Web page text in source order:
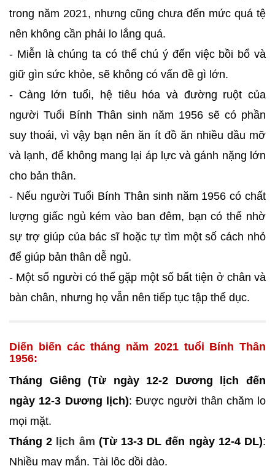
trong năm 2021, nhưng cũng chưa đến mức quá tệ
nên không cần phải lo lắng quá.
- Miễn là chúng ta có thể chú ý đến việc bồi bổ và
giữ gìn sức khỏe, sẽ không có vấn đề gì lớn.
- Càng lớn tuổi, hệ tiêu hóa và đường ruột của
người Tuổi Bính Thân sinh năm 1956 sẽ có phần
suy thoái, vì vậy bạn nên ăn ít đồ ăn nhiều dầu mỡ
và lạnh, để không mang lại áp lực và gánh nặng lớn
cho bản thân.
- Nếu người Tuổi Bính Thân sinh năm 1956 có chất
lượng giấc ngủ kém vào ban đêm, bạn có thể nhờ
sự trợ giúp của bác sĩ hoặc tự tìm một số cách nhỏ
để giúp bản thân dễ ngủ.
- Một số người có thể gặp một số bất tiện ở chân và
bàn chân, nhưng họ vẫn nên tiếp tục tập thể dục.
Diến biến các tháng năm 2021 tuổi Bính Thân
1956:
Tháng Giêng (Từ ngày 12-2 Dương lịch đến
ngày 12-3 Dương lịch): Được người thân chăm lo
mọi mặt.
Tháng 2 lịch âm (Từ 13-3 DL đến ngày 12-4 DL):
Nhiều may mắn. Tài lộc dồi dào.